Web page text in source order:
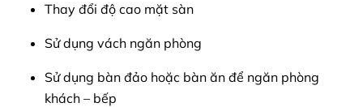
Thay đổi độ cao mặt sàn
Sử dụng vách ngăn phòng
Sử dụng bàn đảo hoặc bàn ăn để ngăn phòng
khách – bếp